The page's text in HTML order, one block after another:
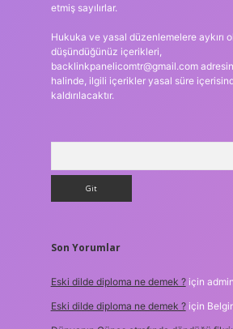
etmiş sayılırlar.
Hukuka ve yasal düzenlemelere aykırı
düşündüğünüz içerikleri,
backlinkpanelicomtr@gmail.com
halinde, ilgili içerikler yasal süre
kaldırılacaktır.
Son Yorumlar
Eski dilde diploma ne demek ?için admin
Eski dilde diploma ne demek ?için